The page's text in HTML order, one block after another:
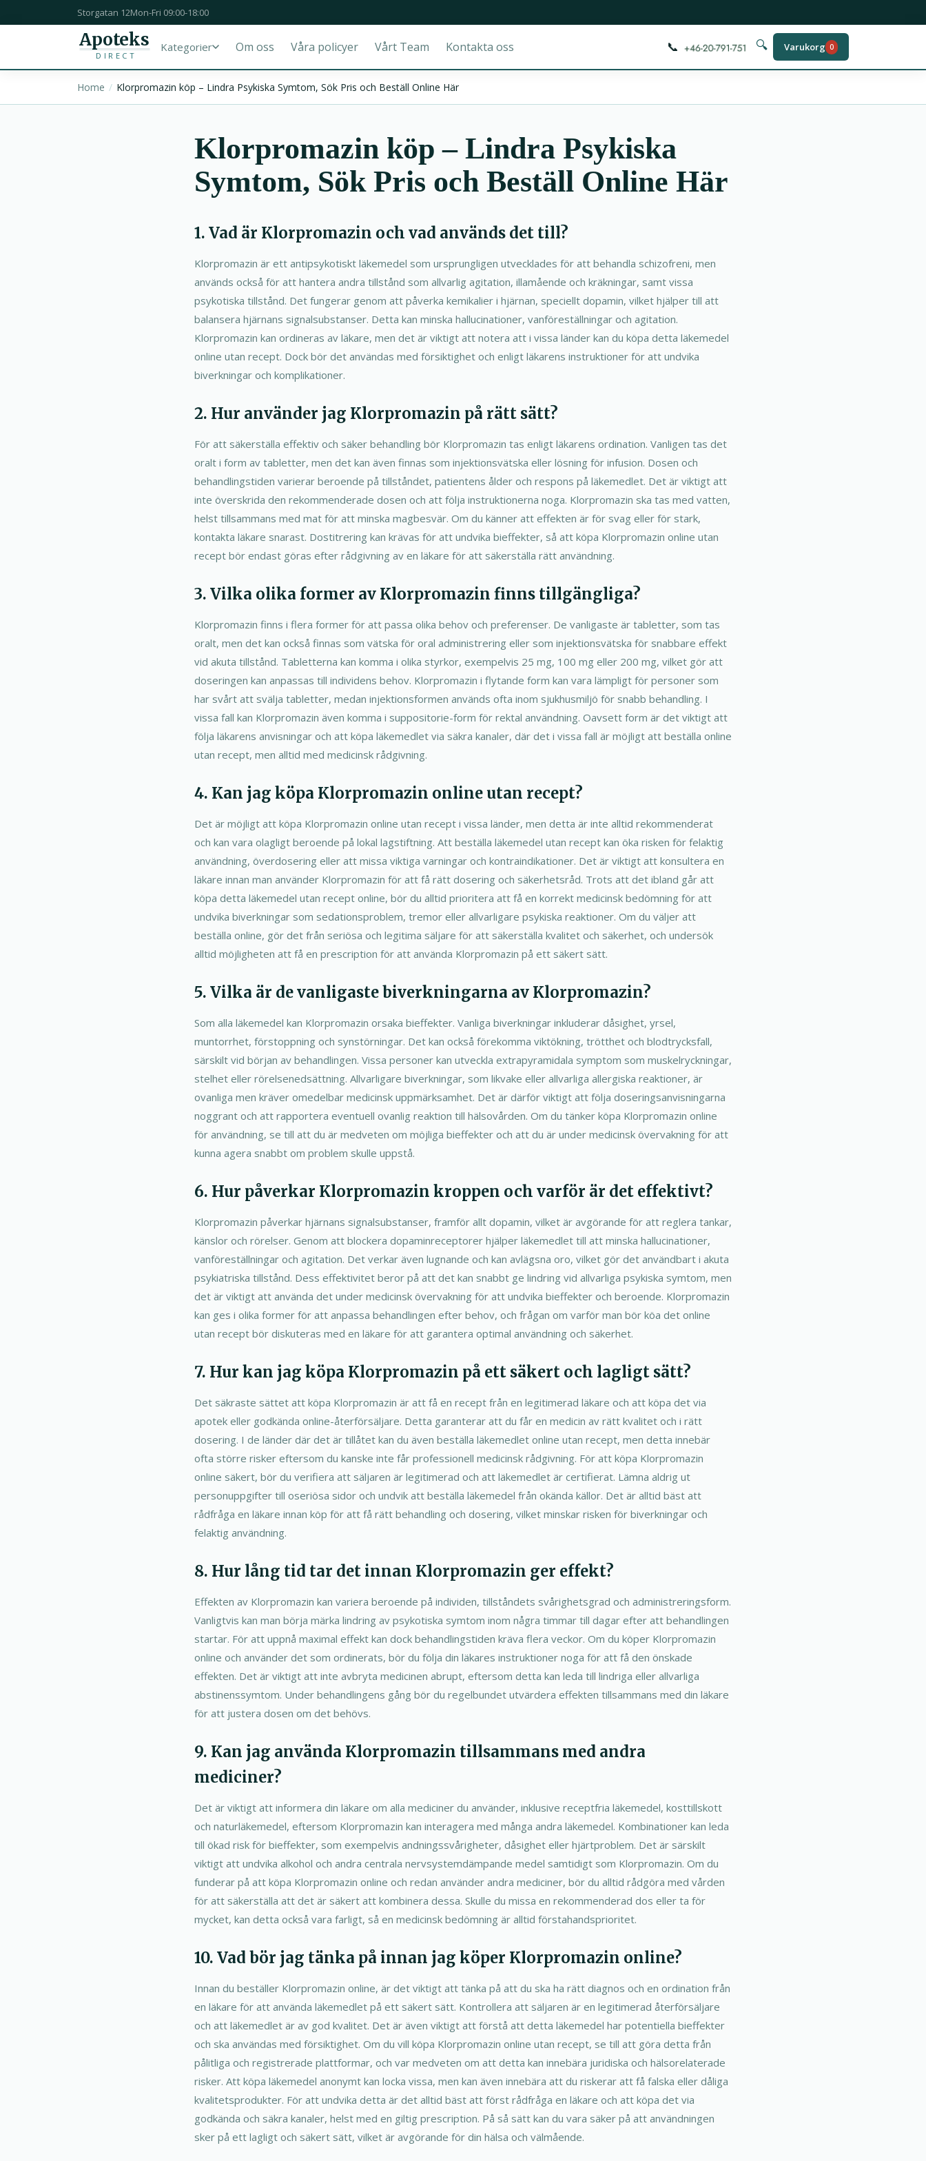
Storgatan 12Mon-Fri 09:00-18:00
Apoteks
DIRECT
Kategorier Om oss Våra policyer Vårt Team Kontakta oss 📞 🔍 Varukorg 0
Home Klorpromazin köp – Lindra Psykiska Symtom, Sök Pris och Beställ Online Här
Klorpromazin köp – Lindra Psykiska
Symtom, Sök Pris och Beställ Online Här
1. Vad är Klorpromazin och vad används det till?
Klorpromazin är ett antipsykotiskt läkemedel som ursprungligen utvecklades för att behandla schizofreni, men
används också för att hantera andra tillstånd som allvarlig agitation, illamående och kräkningar, samt vissa
psykotiska tillstånd. Det fungerar genom att påverka kemikalier i hjärnan, speciellt dopamin, vilket hjälper till att
balansera hjärnans signalsubstanser. Detta kan minska hallucinationer, vanföreställningar och agitation.
Klorpromazin kan ordineras av läkare, men det är viktigt att notera att i vissa länder kan du köpa detta läkemedel
online utan recept. Dock bör det användas med försiktighet och enligt läkarens instruktioner för att undvika
biverkningar och komplikationer.
2. Hur använder jag Klorpromazin på rätt sätt?
För att säkerställa effektiv och säker behandling bör Klorpromazin tas enligt läkarens ordination. Vanligen tas det
oralt i form av tabletter, men det kan även finnas som injektionsvätska eller lösning för infusion. Dosen och
behandlingstiden varierar beroende på tillståndet, patientens ålder och respons på läkemedlet. Det är viktigt att
inte överskrida den rekommenderade dosen och att följa instruktionerna noga. Klorpromazin ska tas med vatten,
helst tillsammans med mat för att minska magbesvär. Om du känner att effekten är för svag eller för stark,
kontakta läkare snarast. Dostitrering kan krävas för att undvika bieffekter, så att köpa Klorpromazin online utan
recept bör endast göras efter rådgivning av en läkare för att säkerställa rätt användning.
3. Vilka olika former av Klorpromazin finns tillgängliga?
Klorpromazin finns i flera former för att passa olika behov och preferenser. De vanligaste är tabletter, som tas
oralt, men det kan också finnas som vätska för oral administrering eller som injektionsvätska för snabbare effekt
vid akuta tillstånd. Tabletterna kan komma i olika styrkor, exempelvis 25 mg, 100 mg eller 200 mg, vilket gör att
doseringen kan anpassas till individens behov. Klorpromazin i flytande form kan vara lämpligt för personer som
har svårt att svälja tabletter, medan injektionsformen används ofta inom sjukhusmiljö för snabb behandling. I
vissa fall kan Klorpromazin även komma i suppositorie-form för rektal användning. Oavsett form är det viktigt att
följa läkarens anvisningar och att köpa läkemedlet via säkra kanaler, där det i vissa fall är möjligt att beställa online
utan recept, men alltid med medicinsk rådgivning.
4. Kan jag köpa Klorpromazin online utan recept?
Det är möjligt att köpa Klorpromazin online utan recept i vissa länder, men detta är inte alltid rekommenderat
och kan vara olagligt beroende på lokal lagstiftning. Att beställa läkemedel utan recept kan öka risken för felaktig
användning, överdosering eller att missa viktiga varningar och kontraindikationer. Det är viktigt att konsultera en
läkare innan man använder Klorpromazin för att få rätt dosering och säkerhetsråd. Trots att det ibland går att
köpa detta läkemedel utan recept online, bör du alltid prioritera att få en korrekt medicinsk bedömning för att
undvika biverkningar som sedationsproblem, tremor eller allvarligare psykiska reaktioner. Om du väljer att
beställa online, gör det från seriösa och legitima säljare för att säkerställa kvalitet och säkerhet, och undersök
alltid möjligheten att få en prescription för att använda Klorpromazin på ett säkert sätt.
5. Vilka är de vanligaste biverkningarna av Klorpromazin?
Som alla läkemedel kan Klorpromazin orsaka bieffekter. Vanliga biverkningar inkluderar dåsighet, yrsel,
muntorrhet, förstoppning och synstörningar. Det kan också förekomma viktökning, trötthet och blodtrycksfall,
särskilt vid början av behandlingen. Vissa personer kan utveckla extrapyramidala symptom som muskelryckningar,
stelhet eller rörelsenedsättning. Allvarligare biverkningar, som likvake eller allvarliga allergiska reaktioner, är
ovanliga men kräver omedelbar medicinsk uppmärksamhet. Det är därför viktigt att följa doseringsanvisningarna
noggrant och att rapportera eventuell ovanlig reaktion till hälsovården. Om du tänker köpa Klorpromazin online
för användning, se till att du är medveten om möjliga bieffekter och att du är under medicinsk övervakning för att
kunna agera snabbt om problem skulle uppstå.
6. Hur påverkar Klorpromazin kroppen och varför är det effektivt?
Klorpromazin påverkar hjärnans signalsubstanser, framför allt dopamin, vilket är avgörande för att reglera tankar,
känslor och rörelser. Genom att blockera dopaminreceptorer hjälper läkemedlet till att minska hallucinationer,
vanföreställningar och agitation. Det verkar även lugnande och kan avlägsna oro, vilket gör det användbart i akuta
psykiatriska tillstånd. Dess effektivitet beror på att det kan snabbt ge lindring vid allvarliga psykiska symtom, men
det är viktigt att använda det under medicinsk övervakning för att undvika bieffekter och beroende. Klorpromazin
kan ges i olika former för att anpassa behandlingen efter behov, och frågan om varför man bör köa det online
utan recept bör diskuteras med en läkare för att garantera optimal användning och säkerhet.
7. Hur kan jag köpa Klorpromazin på ett säkert och lagligt sätt?
Det säkraste sättet att köpa Klorpromazin är att få en recept från en legitimerad läkare och att köpa det via
apotek eller godkända online-återförsäljare. Detta garanterar att du får en medicin av rätt kvalitet och i rätt
dosering. I de länder där det är tillåtet kan du även beställa läkemedlet online utan recept, men detta innebär
ofta större risker eftersom du kanske inte får professionell medicinsk rådgivning. För att köpa Klorpromazin
online säkert, bör du verifiera att säljaren är legitimerad och att läkemedlet är certifierat. Lämna aldrig ut
personuppgifter till oseriösa sidor och undvik att beställa läkemedel från okända källor. Det är alltid bäst att
rådfråga en läkare innan köp för att få rätt behandling och dosering, vilket minskar risken för biverkningar och
felaktig användning.
8. Hur lång tid tar det innan Klorpromazin ger effekt?
Effekten av Klorpromazin kan variera beroende på individen, tillståndets svårighetsgrad och administreringsform.
Vanligtvis kan man börja märka lindring av psykotiska symtom inom några timmar till dagar efter att behandlingen
startar. För att uppnå maximal effekt kan dock behandlingstiden kräva flera veckor. Om du köper Klorpromazin
online och använder det som ordinerats, bör du följa din läkares instruktioner noga för att få den önskade
effekten. Det är viktigt att inte avbryta medicinen abrupt, eftersom detta kan leda till lindriga eller allvarliga
abstinenssymtom. Under behandlingens gång bör du regelbundet utvärdera effekten tillsammans med din läkare
för att justera dosen om det behövs.
9. Kan jag använda Klorpromazin tillsammans med andra
mediciner?
Det är viktigt att informera din läkare om alla mediciner du använder, inklusive receptfria läkemedel, kosttillskott
och naturläkemedel, eftersom Klorpromazin kan interagera med många andra läkemedel. Kombinationer kan leda
till ökad risk för bieffekter, som exempelvis andningssvårigheter, dåsighet eller hjärtproblem. Det är särskilt
viktigt att undvika alkohol och andra centrala nervsystemdämpande medel samtidigt som Klorpromazin. Om du
funderar på att köpa Klorpromazin online och redan använder andra mediciner, bör du alltid rådgöra med vården
för att säkerställa att det är säkert att kombinera dessa. Skulle du missa en rekommenderad dos eller ta för
mycket, kan detta också vara farligt, så en medicinsk bedömning är alltid förstahandsprioritet.
10. Vad bör jag tänka på innan jag köper Klorpromazin online?
Innan du beställer Klorpromazin online, är det viktigt att tänka på att du ska ha rätt diagnos och en ordination från
en läkare för att använda läkemedlet på ett säkert sätt. Kontrollera att säljaren är en legitimerad återförsäljare
och att läkemedlet är av god kvalitet. Det är även viktigt att förstå att detta läkemedel har potentiella bieffekter
och ska användas med försiktighet. Om du vill köpa Klorpromazin online utan recept, se till att göra detta från
pålitliga och registrerade plattformar, och var medveten om att detta kan innebära juridiska och hälsorelaterade
risker. Att köpa läkemedel anonymt kan locka vissa, men kan även innebära att du riskerar att få falska eller dåliga
kvalitetsprodukter. För att undvika detta är det alltid bäst att först rådfråga en läkare och att köpa det via
godkända och säkra kanaler, helst med en giltig prescription. På så sätt kan du vara säker på att användningen
sker på ett lagligt och säkert sätt, vilket är avgörande för din hälsa och välmående.